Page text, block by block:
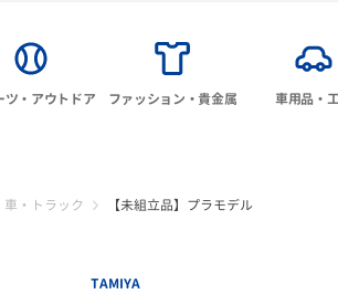
ツ・アウトドア ファッション・貴金属 車用品・
車・トラック 【未組立品】プラモデル
TAMIYA